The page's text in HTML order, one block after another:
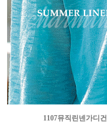
1107뮤직린넨가디건